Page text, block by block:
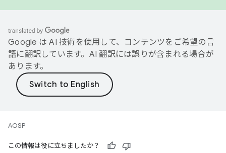
Google は AI 技術を使用して、コンテンツをご希望の言
語に翻訳しています。AI 翻訳には誤りが含まれる場合が
あります。
AOSP
この情報は役に立ちましたか？